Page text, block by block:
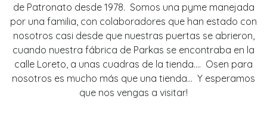
de Patronato desde 1978. Somos una pyme manejada
por una familia, con colaboradores que han estado con
nosotros casi desde que nuestras puertas se abrieron,
cuando nuestra fábrica de Parkas se encontraba en la
calle Loreto, a unas cuadras de la tienda.... Osen para
nosotros es mucho más que una tienda... Y esperamos
que nos vengas a visitar!